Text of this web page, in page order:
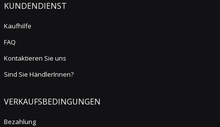
KUNDENDIENST
Kaufhilfe
FAQ
Kontaktieren Sie uns
Sind Sie HändlerInnen?
VERKAUFSBEDINGUNGEN
Bezahlung